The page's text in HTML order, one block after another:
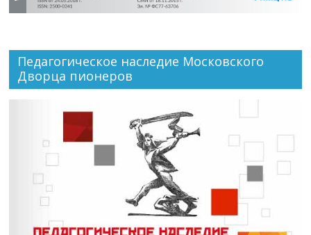
Педагогическое наследие Московского
Дворца пионеров